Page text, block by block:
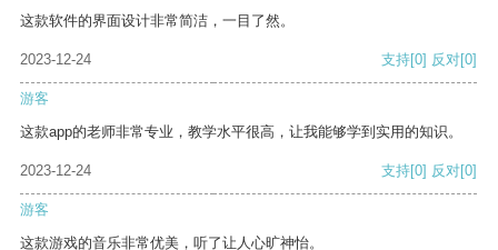
这款软件的界面设计非常简洁，一目了然。
2023-12-24 支持[0] 反对[0]
游客
这款app的老师非常专业，教学水平很高，让我能够学到实用的知识。
2023-12-24 支持[0] 反对[0]
游客
这款游戏的音乐非常优美，听了让人心旷神怡。